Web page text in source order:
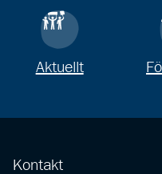
Aktuellt
Kontakt